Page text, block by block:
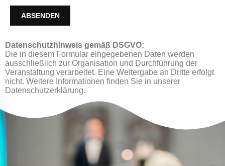
Datenschutzhinweis gemäß DSGVO:
Die in diesem Formular eingegebenen Daten werden
ausschließlich zur Organisation und Durchführung der
Veranstaltung verarbeitet. Eine Weitergabe an Dritte erfolgt
nicht. Weitere Informationen finden Sie in unserer
Datenschutzerklärung.